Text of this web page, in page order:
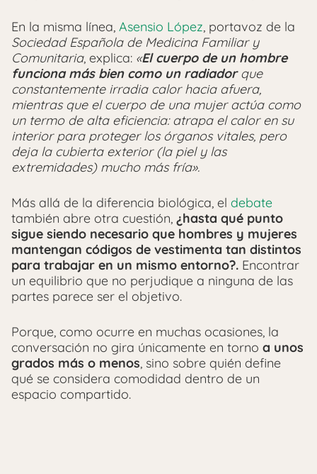
En la misma línea, Asensio López, portavoz de la
Sociedad Española de Medicina Familiar y
Comunitaria, explica: «El cuerpo de un hombre
funciona más bien como un radiadorque
constantemente irradia calor hacia afuera,
mientras que el cuerpo de una mujer actúa como
un termo de alta eficiencia: atrapa el calor en su
interior para proteger los órganos vitales, pero
deja la cubierta exterior (la piel y las
extremidades) mucho más fría».
Más allá de la diferencia biológica, el debate
también abre otra cuestión, ¿hasta qué punto
sigue siendo necesario que hombres y mujeres
mantengan códigos de vestimenta tan distintos
para trabajar en un mismo entorno?. Encontrar
un equilibrio que no perjudique a ninguna de las
partes parece ser el objetivo.
Porque, como ocurre en muchas ocasiones, la
conversación no gira únicamente en torno a unos
grados más o menos, sino sobre quién define
qué se considera comodidad dentro de un
espacio compartido.